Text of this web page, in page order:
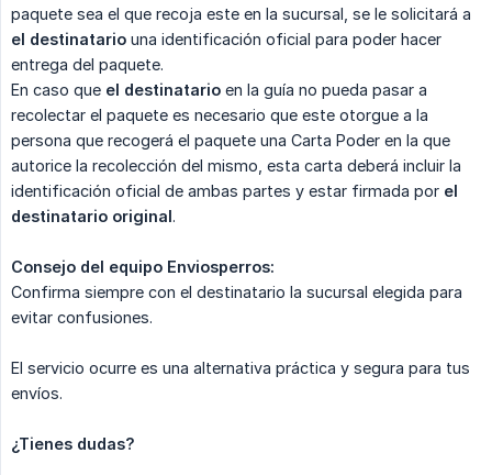
paquete sea el que recoja este en la sucursal, se le solicitará a
el destinatario una identificación oficial para poder hacer
entrega del paquete.
En caso que el destinatario en la guía no pueda pasar a
recolectar el paquete es necesario que este otorgue a la
persona que recogerá el paquete una Carta Poder en la que
autorice la recolección del mismo, esta carta deberá incluir la
identificación oficial de ambas partes y estar firmada por el
destinatario original.
Consejo del equipo Enviosperros:
Confirma siempre con el destinatario la sucursal elegida para
evitar confusiones.
El servicio ocurre es una alternativa práctica y segura para tus
envíos.
¿Tienes dudas?